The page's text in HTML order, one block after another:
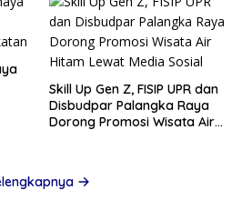
Skill Up Gen Z, FISIP UPR dan
Disbudpar Palangka Raya
Dorong Promosi Wisata Air